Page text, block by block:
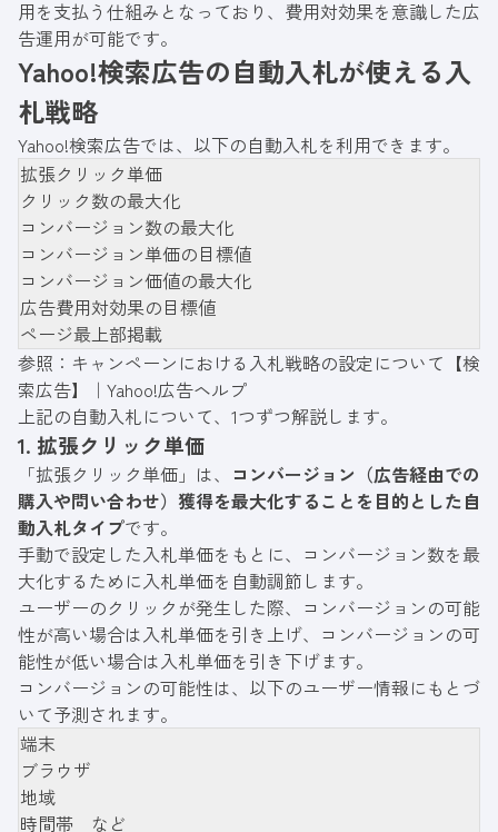
用を支払う仕組みとなっており、費用対効果を意識した広
告運用が可能です。
Yahoo!検索広告の自動入札が使える入
札戦略
Yahoo!検索広告では、以下の自動入札を利用できます。
拡張クリック単価
クリック数の最大化
コンバージョン数の最大化
コンバージョン単価の目標値
コンバージョン価値の最大化
広告費用対効果の目標値
ページ最上部掲載
参照： キャンペーンにおける入札戦略の設定について【検
索広告】｜Yahoo!広告ヘルプ
上記の自動入札について、1つずつ解説します。
1. 拡張クリック単価
「拡張クリック単価」は、 コンバージョン（広告経由での
購入や問い合わせ）獲得を最大化することを目的とした自
動入札タイプです。
手動で設定した入札単価をもとに、コンバージョン数を最
大化するために入札単価を自動調節します。
ユーザーのクリックが発生した際、コンバージョンの可能
性が高い場合は入札単価を引き上げ、コンバージョンの可
能性が低い場合は入札単価を引き下げます。
コンバージョンの可能性は、以下のユーザー情報にもとづ
いて予測されます。
端末
ブラウザ
地域
時間帯 など